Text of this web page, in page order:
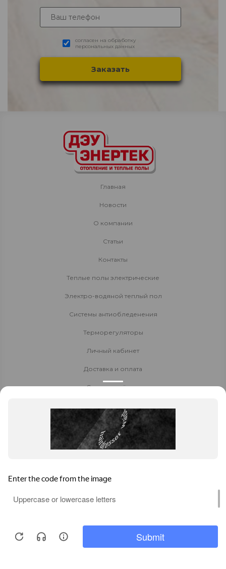
согласен на обработку
персональных данных
Главная
Новости
О компании
Статьи
Контакты
Теплые полы электрические
Электро-водяной теплый пол
Системы антиобледенения
Терморегуляторы
Личный кабинет
Доставка и оплата
Стать партнёром
Контакты
8 800 700-80-40